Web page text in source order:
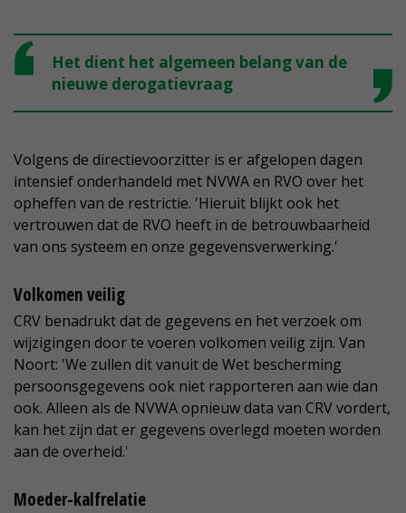
Het dient het algemeen belang van de
nieuwe derogatievraag
Volgens de directievoorzitter is er afgelopen dagen
intensief onderhandeld met NVWA en RVO over het
opheffen van de restrictie. 'Hieruit blijkt ook het
vertrouwen dat de RVO heeft in de betrouwbaarheid
van ons systeem en onze gegevensverwerking.'
Volkomen veilig
CRV benadrukt dat de gegevens en het verzoek om
wijzigingen door te voeren volkomen veilig zijn. Van
Noort: 'We zullen dit vanuit de Wet bescherming
persoonsgegevens ook niet rapporteren aan wie dan
ook. Alleen als de NVWA opnieuw data van CRV vordert,
kan het zijn dat er gegevens overlegd moeten worden
aan de overheid.'
Moeder-kalfrelatie